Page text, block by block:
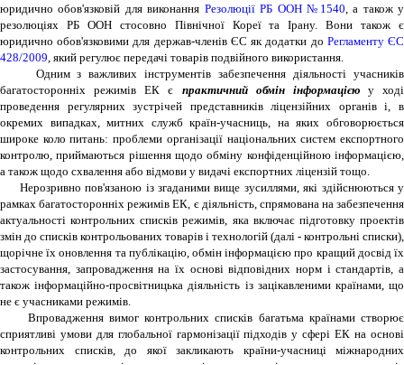
юридично обов'язковій для виконання Резолюції РБ ООН №1540, а також у
резолюціях РБ ООН стосовно Північної Кореї та Ірану. Вони також є
юридично обов'язковими для держав-членів ЄС як додатки до Регламенту ЄС
428/2009, який регулює передачі товарів подвійного використання.
Одним з важливих інструментів забезпечення діяльності учасників
багатосторонніх режимів ЕК є практичний обмін інформацієюу ході
проведення регулярних зустрічей представників ліцензійних органів і, в
окремих випадках, митних служб країн-учасниць, на яких обговорюється
широке коло питань: проблеми організації національних систем експортного
контролю, приймаються рішення щодо обміну конфіденційною інформацією,
а також щодо схвалення або відмови у видачі експортних ліцензій тощо.
Нерозривно пов'язаною із згаданими вище зусиллями, які здійснюються у
рамках багатосторонніх режимів ЕК, є діяльність, спрямована на забезпечення
актуальності контрольних списків режимів, яка включає підготовку проектів
змін до списків контрольованих товарів і технологій (далі - контрольні списки),
щорічне їх оновлення та публікацію, обмін інформацією про кращий досвід їх
застосування, запровадження на їх основі відповідних норм і стандартів, а
також інформаційно-просвітницька діяльність із зацікавленими країнами, що
не є учасниками режимів.
Впровадження вимог контрольних списків багатьма країнами створює
сприятливі умови для глобальної гармонізації підходів у сфері ЕК на основі
контрольних списків, до якої закликають країни-учасниці міжнародних